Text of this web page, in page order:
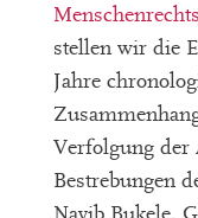
stellen wir die
Jahre
Verfolgung der
Bestrebungen